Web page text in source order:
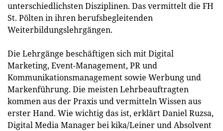
unterschiedlichsten Disziplinen. Das vermittelt die FH
St. Pölten in ihren berufsbegleitenden
Weiterbildungslehrgängen.
Die Lehrgänge beschäftigen sich mit Digital
Marketing, Event-Management, PR und
Kommunikationsmanagement sowie Werbung und
Markenführung. Die meisten Lehrbeauftragten
kommen aus der Praxis und vermitteln Wissen aus
erster Hand. Wie wichtig das ist, erklärt Daniel Ruzsa,
Digital Media Manager bei kika/Leiner und Absolvent